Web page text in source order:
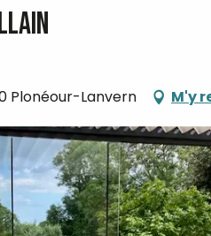
Plonéour-Lanvern M'y